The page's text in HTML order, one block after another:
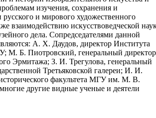
изучения, сохранения и
русского и мирового художественного
взаимодействию искусствоведческой
дела. Сопредседателями данной
А. Х. Даудов, директор Института
М. Б. Пиотровский, генеральный директор
Эрмитажа; З. И. Трегулова, генеральный
Третьяковской галереи; И. И.
факультета МГУ им. М. В.
другие видные ученые и деятели